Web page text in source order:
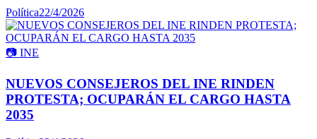
Política22/4/2026
📷 INE
NUEVOS CONSEJEROS DEL INE RINDEN
PROTESTA; OCUPARÁN EL CARGO HASTA
2035